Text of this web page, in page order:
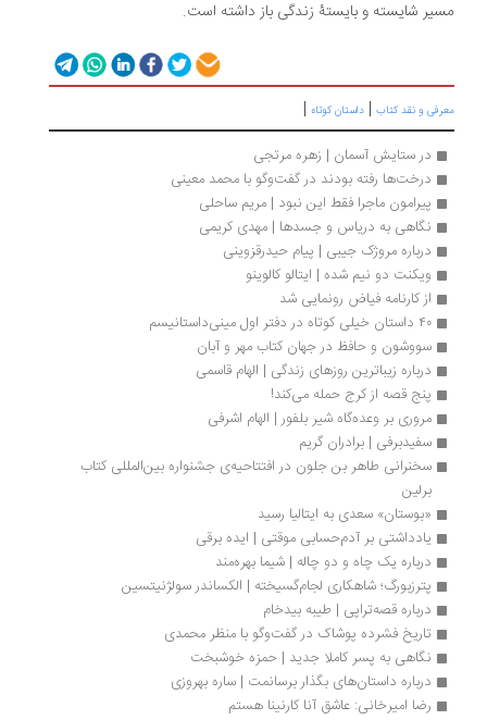
شایسته و بایستۀ زندگی باز داشته است.
و نقد کتاب|داستان کوتاه|
در ستایش آسمان | زهره مرتجی
درخت‌ها رفته بودند در گفت‌وگو با محمد معینی
پیرامون ماجرا فقط این نبود | مریم ساحلی
نگاهی به دریاس و جسدها | مهدی کریمی
درباره مروژک جیبی | پیام حیدرقزوینی
ویکنت دو نیم شده | ایتالو کالوینو
از کارنامه فیاض رونمایی شد
سووشون و حافظ در جهان کتاب مهر و آبان
درباره زیباترین روزهای زندگی | الهام قاسمی
پنج قصه‌ از کرج حمله می‌کند!
مروری بر وعده‌گاه شیر بلفور | الهام اشرفی
سفیدبرفی | برادران گریم
سخنرانی طاهر بن جلون در افتتاحیه‌ی جشنواره بین‌المللی کتاب
«بوستان» سعدی به ایتالیا رسید
یادداشتی بر آدم‌حسابی موقتی | ایده برقی
درباره یک چاه و دو چاله | شیما بهره‌مند
پترزبورگ؛ شاهکاری لجام‌گسیخته | الکساند‌‌‌‌ر سولژنیتسین
درباره قصه‌تراپی | طیبه بیدخام
تاریخ فشرده پوشاک در گفت‌وگو با منظر محمدی
نگاهی به پسر کاملا جدید | حمزه خوشبخت
درباره داستان‌های بگذار برسانمت | ساره بهروزی
رضا امیرخانی: عاشق آنا کارنینا هستم